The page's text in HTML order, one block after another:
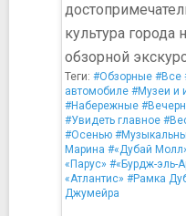
культура города
обзорной
Теги: #Обзорные #Все
автомобиле #Музеи и
#Набережные
#Увидеть главное
#Осенью
Марина #«Дубай
«Парус» #«Бурдж-эль-
«Атлантис» #Рамка
Джумейра